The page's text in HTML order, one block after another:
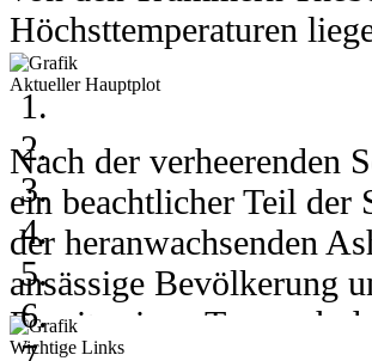
Höchsttemperaturen
Grad runter.
In Kou herrschen am 6.
Grad. Am 8. des
auf 28 Grad runter.
06. - 08. Juli 2003
Aktueller Hauptplot
Nach der verheerenden
ein beachtlicher Teil der
der heranwachsenden
ansässige Bevölkerung
Bereits einen Tag nach
Wichtige Links